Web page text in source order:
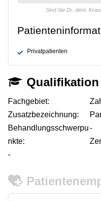
Sind Sie Dr. dent.
Privatpatienten
Qualifikation
Fachgebiet:
Zusatzbezeichnung:
Behandlungsschwerpu
nkte:
-
-